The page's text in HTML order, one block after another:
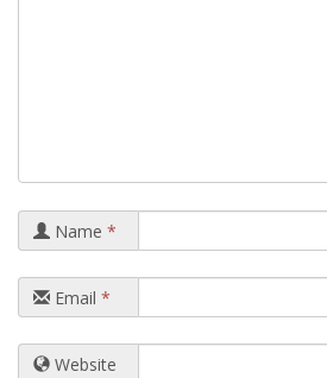
Name *
Email *
Website